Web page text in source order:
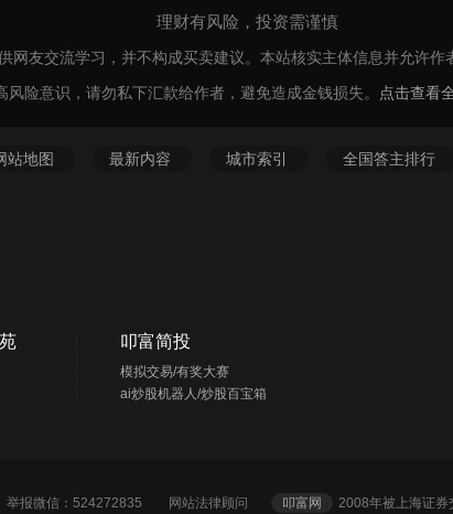
理财有风险，投资需谨慎
友交流学习，并不构成买卖建议。本站核实主体信息并允许
险意识，请勿私下汇款给作者，避免造成金钱损失。
点击查看
站地图 最新内容 城市索引 全国答主排行
叩富简投
模拟交易/有奖大赛
ai炒股机器人/炒股百宝箱
举报微信：524272835 网站法律顾问 叩富网 2008年被上海证